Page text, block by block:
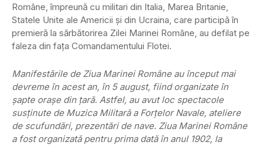
Române, împreună cu militari din Italia, Marea Britanie,
Statele Unite ale Americii şi din Ucraina, care participă în
premieră la sărbătorirea Zilei Marinei Române, au defilat pe
faleza din faţa Comandamentului Flotei.
Manifestările de Ziua Marinei Române au început mai
devreme în acest an, în 5 august, fiind organizate în
şapte oraşe din ţară. Astfel, au avut loc spectacole
susţinute de Muzica Militară a Forţelor Navale, ateliere
de scufundări, prezentări de nave. Ziua Marinei Române
a fost organizată pentru prima dată în anul 1902, la